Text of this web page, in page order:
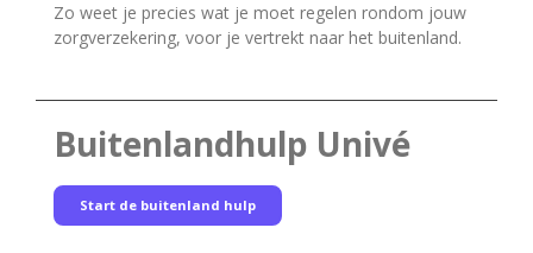
Zo weet je precies wat je moet regelen rondom jouw
zorgverzekering, voor je vertrekt naar het buitenland.
Buitenlandhulp Univé